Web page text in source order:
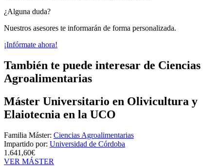
¿Alguna duda?
Nuestros asesores te informarán de forma personalizada.
¡Infórmate ahora!
También te puede interesar de Ciencias
Agroalimentarias
Máster Universitario en Olivicultura y
Elaiotecnia en la UCO
Familia Máster: Ciencias Agroalimentarias
Impartido por: Universidad de Córdoba
1.641,60€
VER MÁSTER